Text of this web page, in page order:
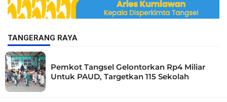
TANGERANG RAYA
Pemkot Tangsel Gelontorkan Rp4 Miliar
Untuk PAUD, Targetkan 115 Sekolah